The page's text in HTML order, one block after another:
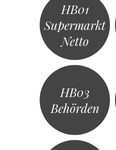
HB01
Supermarkt
Netto
HB03
Behörden